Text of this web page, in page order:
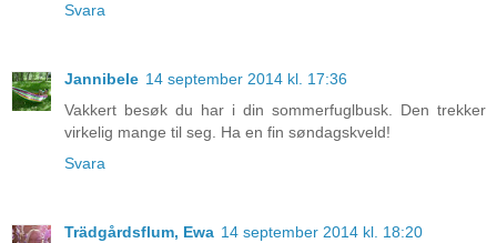
Svara
Jannibele 14 september 2014 kl. 17:36
Vakkert besøk du har i din sommerfuglbusk. Den trekker
virkelig mange til seg. Ha en fin søndagskveld!
Svara
Trädgårdsflum, Ewa 14 september 2014 kl. 18:20